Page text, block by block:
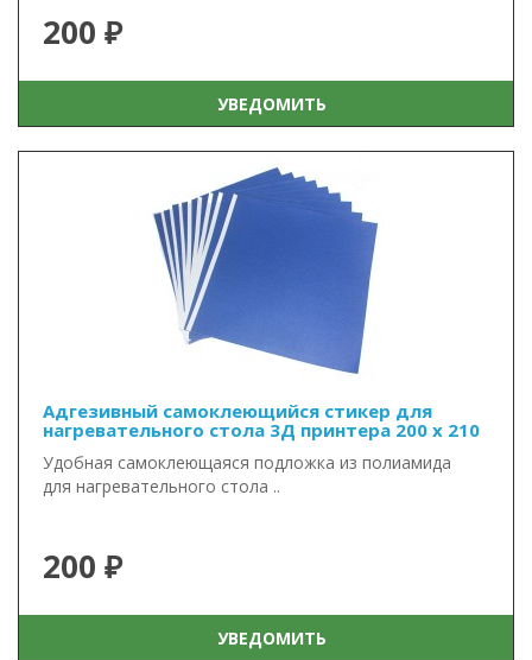
200 ₽
УВЕДОМИТЬ
Адгезивный самоклеющийся стикер для
нагревательного стола 3Д принтера 200 x 210
Удобная самоклеющаяся подложка из полиамида
для нагревательного стола ..
200 ₽
УВЕДОМИТЬ